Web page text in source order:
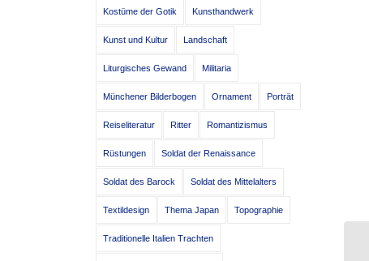
Kostüme der Gotik Kunsthandwerk
Kunst und Kultur Landschaft
Liturgisches Gewand Militaria
Münchener Bilderbogen Ornament Porträt
Reiseliteratur Ritter Romantizismus
Rüstungen Soldat der Renaissance
Soldat des Barock Soldat des Mittelalters
Textildesign Thema Japan Topographie
Traditionelle Italien Trachten